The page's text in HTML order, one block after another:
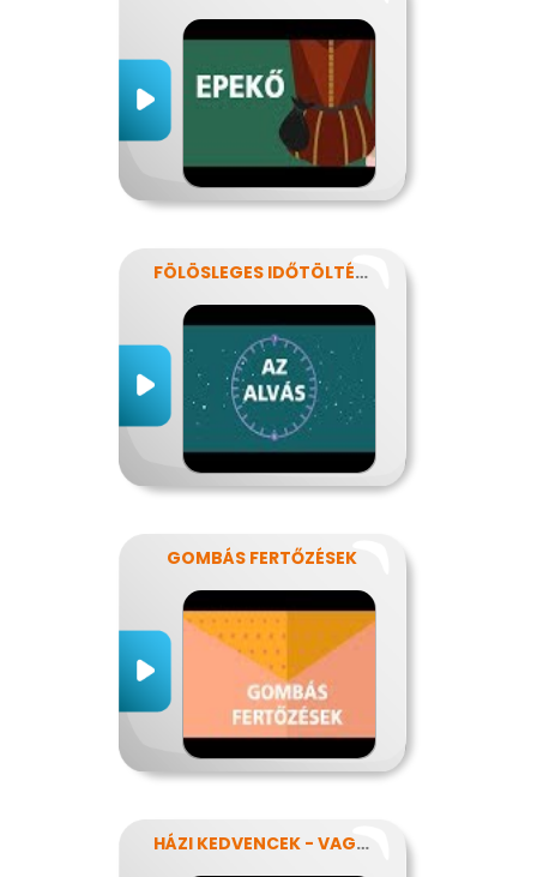
FÖLÖSLEGES IDŐTÖLTÉS?
GOMBÁS FERTŐZÉSEK
HÁZI KEDVENCEK - VAGY MÉGSEM